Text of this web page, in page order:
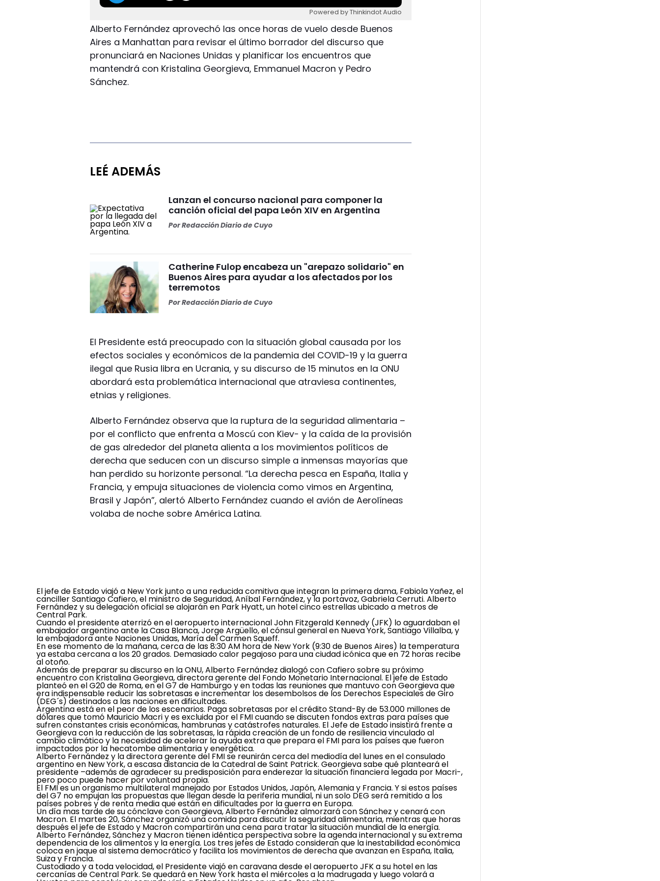
Powered by Thinkindot Audio
Alberto Fernández aprovechó las once horas de vuelo desde Buenos
Aires a Manhattan para revisar el último borrador del discurso que
pronunciará en Naciones Unidas y planificar los encuentros que
mantendrá con Kristalina Georgieva, Emmanuel Macron y Pedro
Sánchez.
LEÉ ADEMÁS
Lanzan el concurso nacional para componer la
canción oficial del papa León XIV en Argentina
PorRedacción Diario de Cuyo
Catherine Fulop encabeza un "arepazo solidario" en
Buenos Aires para ayudar a los afectados por los
terremotos
PorRedacción Diario de Cuyo
El Presidente está preocupado con la situación global causada por los
efectos sociales y económicos de la pandemia del COVID-19 y la guerra
ilegal que Rusia libra en Ucrania, y su discurso de 15 minutos en la ONU
abordará esta problemática internacional que atraviesa continentes,
etnias y religiones.
Alberto Fernández observa que la ruptura de la seguridad alimentaria –
por el conflicto que enfrenta a Moscú con Kiev- y la caída de la provisión
de gas alrededor del planeta alienta a los movimientos políticos de
derecha que seducen con un discurso simple a inmensas mayorías que
han perdido su horizonte personal. “La derecha pesca en España, Italia y
Francia, y empuja situaciones de violencia como vimos en Argentina,
Brasil y Japón”, alertó Alberto Fernández cuando el avión de Aerolíneas
volaba de noche sobre América Latina.
El jefe de Estado viajó a New York junto a una reducida comitiva que integran la primera dama, Fabiola Yañez, el
canciller Santiago Cafiero, el ministro de Seguridad, Aníbal Fernández, y la portavoz, Gabriela Cerruti. Alberto
Fernández y su delegación oficial se alojarán en Park Hyatt, un hotel cinco estrellas ubicado a metros de
Central Park.
Cuando el presidente aterrizó en el aeropuerto internacional John Fitzgerald Kennedy (JFK) lo aguardaban el
embajador argentino ante la Casa Blanca, Jorge Argüello, el cónsul general en Nueva York, Santiago Villalba, y
la embajadora ante Naciones Unidas, María del Carmen Squeff.
En ese momento de la mañana, cerca de las 8:30 AM hora de New York (9:30 de Buenos Aires) la temperatura
ya estaba cercana a los 20 grados. Demasiado calor pegajoso para una ciudad icónica que en 72 horas recibe
al otoño.
Además de preparar su discurso en la ONU, Alberto Fernández dialogó con Cafiero sobre su próximo
encuentro con Kristalina Georgieva, directora gerente del Fondo Monetario Internacional. El jefe de Estado
planteó en el G20 de Roma, en el G7 de Hamburgo y en todas las reuniones que mantuvo con Georgieva que
era indispensable reducir las sobretasas e incrementar los desembolsos de los Derechos Especiales de Giro
(DEG´s) destinados a las naciones en dificultades.
Argentina está en el peor de los escenarios. Paga sobretasas por el crédito Stand-By de 53.000 millones de
dólares que tomó Mauricio Macri y es excluida por el FMI cuando se discuten fondos extras para países que
sufren constantes crisis económicas, hambrunas y catástrofes naturales. El Jefe de Estado insistirá frente a
Georgieva con la reducción de las sobretasas, la rápida creación de un fondo de resiliencia vinculado al
cambio climático y la necesidad de acelerar la ayuda extra que prepara el FMI para los países que fueron
impactados por la hecatombe alimentaria y energética.
Alberto Fernández y la directora gerente del FMI se reunirán cerca del mediodía del lunes en el consulado
argentino en New York, a escasa distancia de la Catedral de Saint Patrick. Georgieva sabe qué planteará el
presidente –además de agradecer su predisposición para enderezar la situación financiera legada por Macri-,
pero poco puede hacer por voluntad propia.
El FMI es un organismo multilateral manejado por Estados Unidos, Japón, Alemania y Francia. Y si estos países
del G7 no empujan las propuestas que llegan desde la periferia mundial, ni un solo DEG será remitido a los
países pobres y de renta media que están en dificultades por la guerra en Europa.
Un día mas tarde de su cónclave con Georgieva, Alberto Fernández almorzará con Sánchez y cenará con
Macron. El martes 20, Sánchez organizó una comida para discutir la seguridad alimentaria, mientras que horas
después el jefe de Estado y Macron compartirán una cena para tratar la situación mundial de la energía.
Alberto Fernández, Sánchez y Macron tienen idéntica perspectiva sobre la agenda internacional y su extrema
dependencia de los alimentos y la energía. Los tres jefes de Estado consideran que la inestabilidad económica
coloca en jaque al sistema democrático y facilita los movimientos de derecha que avanzan en España, Italia,
Suiza y Francia.
Custodiado y a toda velocidad, el Presidente viajó en caravana desde el aeropuerto JFK a su hotel en las
cercanías de Central Park. Se quedará en New York hasta el miércoles a la madrugada y luego volará a